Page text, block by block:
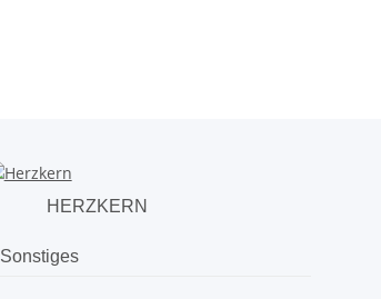
HERZKERN
Sonstiges